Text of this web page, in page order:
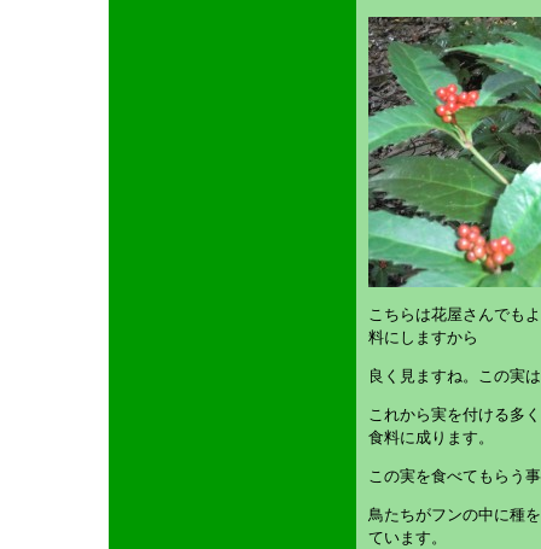
こちらは花屋さんでも
料にしますから
良く見ますね。この実
これから実を付ける多
食料に成ります。
この実を食べてもらう
鳥たちがフンの中に種
ています。